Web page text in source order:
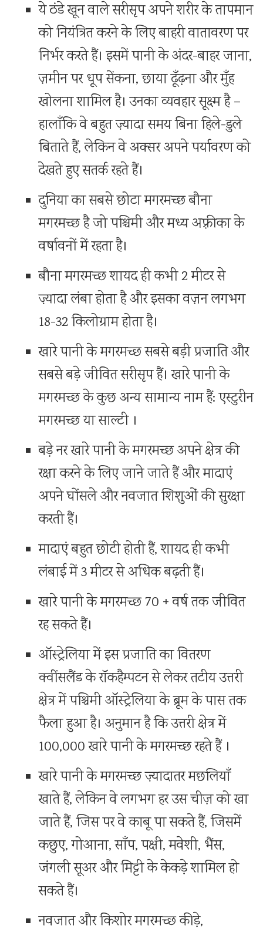
ये ठंडे खून वाले सरीसृप अपने शरीर के तापमान
को नियंत्रित करने के लिए बाहरी वातावरण पर
निर्भर करते हैं। इसमें पानी के अंदर-बाहर जाना,
ज़मीन पर धूप सेंकना, छाया ढूँढ़ना और मुँह
खोलना शामिल है। उनका व्यवहार सूक्ष्म है –
हालाँकि वे बहुत ज़्यादा समय बिना हिले-डुले
बिताते हैं, लेकिन वे अक्सर अपने पर्यावरण को
देखते हुए सतर्क रहते हैं।
दुनिया का सबसे छोटा मगरमच्छ बौना
मगरमच्छ है जो पश्चिमी और मध्य अफ़्रीका के
वर्षावनों में रहता है।
बौना मगरमच्छ शायद ही कभी 2 मीटर से
ज़्यादा लंबा होता है और इसका वज़न लगभग
18-32 किलोग्राम होता है।
खारे पानी के मगरमच्छ सबसे बड़ी प्रजाति और
सबसे बड़े जीवित सरीसृप हैं। खारे पानी के
मगरमच्छ के कुछ अन्य सामान्य नाम हैं: एस्टुरीन
मगरमच्छ या साल्टी ।
बड़े नर खारे पानी के मगरमच्छ अपने क्षेत्र की
रक्षा करने के लिए जाने जाते हैं और मादाएं
अपने घोंसले और नवजात शिशुओं की सुरक्षा
करती हैं।
मादाएं बहुत छोटी होती हैं, शायद ही कभी
लंबाई में 3 मीटर से अधिक बढ़ती हैं।
खारे पानी के मगरमच्छ 70 + वर्ष तक जीवित
रह सकते हैं।
ऑस्ट्रेलिया में इस प्रजाति का वितरण
क्वींसलैंड के रॉकहैम्पटन से लेकर तटीय उत्तरी
क्षेत्र में पश्चिमी ऑस्ट्रेलिया के ब्रूम के पास तक
फैला हुआ है। अनुमान है कि उत्तरी क्षेत्र में
100,000 खारे पानी के मगरमच्छ रहते हैं ।
खारे पानी के मगरमच्छ ज़्यादातर मछलियाँ
खाते हैं, लेकिन वे लगभग हर उस चीज़ को खा
जाते हैं, जिस पर वे काबू पा सकते हैं, जिसमें
कछुए, गोआना, साँप, पक्षी, मवेशी, भैंस,
जंगली सूअर और मिट्टी के केकड़े शामिल हो
सकते हैं।
नवजात और किशोर मगरमच्छ कीड़े,